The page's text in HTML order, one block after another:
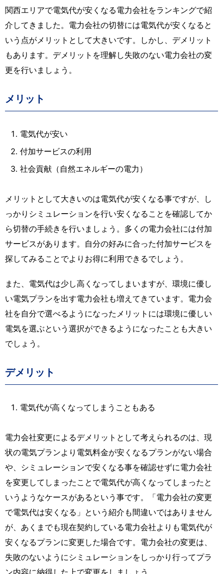
関西エリアで電気代が安くなる電力会社をランキングで紹
介してきました。電力会社の切替には電気代が安くなると
いう点がメリットとして大きいです。しかし、デメリット
もあります。デメリットを理解し失敗のない電力会社の変
更を行いましょう。
メリット
電気代が安い
付加サービスの利用
社会貢献（自然エネルギーの電力）
メリットとして大きいのは電気代が安くなる事ですが、し
っかりシミュレーションを行い安くなることを確認してか
ら切替の手続きを行いましょう。多くの電力会社には付加
サービスがあります。自分の好みに合った付加サービスを
探してみることでよりお得に利用できるでしょう。
また、電気代は少し高くなってしまいますが、環境に優し
い電気プランを出す電力会社も増えてきています。電力会
社を自分で選べるようになったメリットには環境に優しい
電気を選ぶという選択ができるようになったことも大きい
でしょう。
デメリット
電気代が高くなってしまうこともある
電力会社変更によるデメリットとして考えられるのは、現
状の電気プランより電気料金が安くなるプランがない場合
や、シミュレーションで安くなる事を確認せずに電力会社
を変更してしまったことで電気代が高くなってしまったと
いうようなケースがあるという事です。「電力会社の変更
で電気代は安くなる」という紹介も間違いではありません
が、あくまでも現在契約している電力会社よりも電気代が
安くなるプランに変更した場合です。電力会社の変更は、
失敗のないようにシミュレーションをしっかり行ってプラ
ン内容に納得した上で変更をしましょう。